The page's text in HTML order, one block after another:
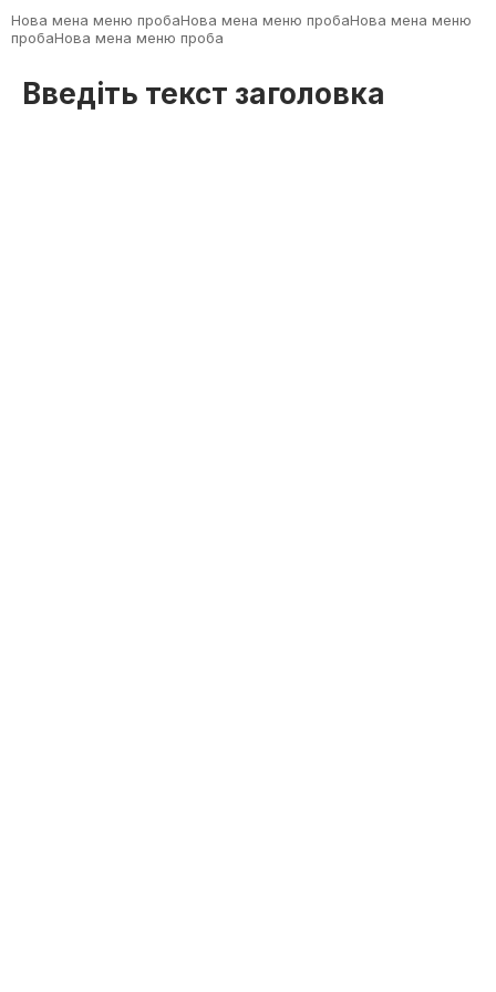
Нова мена меню пробаНова мена меню пробаНова мена меню
пробаНова мена меню проба
Введіть текст заголовка